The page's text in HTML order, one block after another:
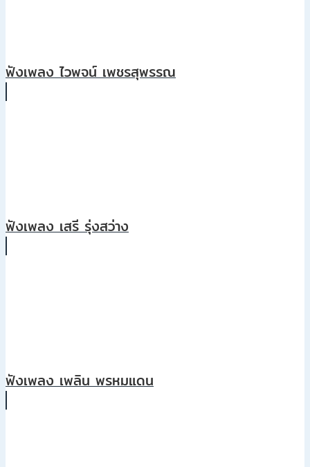
ฟังเพลง ไวพจน์ เพชรสุพรรณ
ฟังเพลง เสรี รุ่งสว่าง
ฟังเพลง เพลิน พรหมแดน